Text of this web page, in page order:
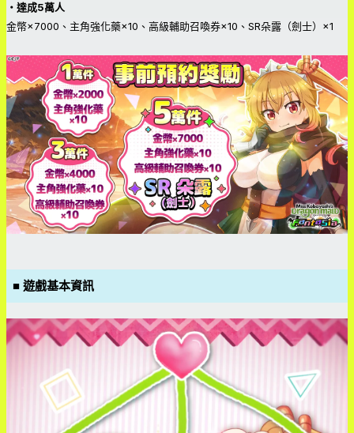
・達成5萬人
金幣×7000、主角強化藥×10、高級輔助召喚券×10、SR朵露（劍士）×1
■ 遊戲基本資訊